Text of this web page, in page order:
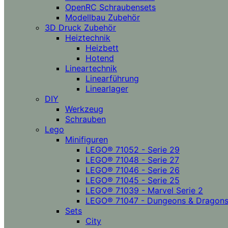
OpenRC Schraubensets
Modellbau Zubehör
3D Druck Zubehör
Heiztechnik
Heizbett
Hotend
Lineartechnik
Linearführung
Linearlager
DIY
Werkzeug
Schrauben
Lego
Minifiguren
LEGO® 71052 - Serie 29
LEGO® 71048 - Serie 27
LEGO® 71046 - Serie 26
LEGO® 71045 - Serie 25
LEGO® 71039 - Marvel Serie 2
LEGO® 71047 - Dungeons & Dragons
Sets
City